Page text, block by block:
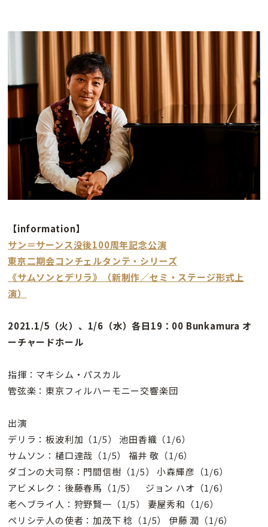
【information】
サン＝サーンス没後100周年記念公演
東京二期会コンチェルタンテ・シリーズ
《サムソンとデリラ》（新制作／セミ・ステージ形式上
演）
2021.1/5（火）、1/6（水）各日19：00 Bunkamura オ
ーチャードホール
指揮：マキシム・パスカル
管弦楽：東京フィルハーモニー交響楽団
出演
デリラ：板波利加（1/5） 池田香織（1/6）
サムソン：樋口達哉（1/5） 福井 敬（1/6）
ダゴンの大司祭：門間信樹（1/5） 小森輝彦（1/6）
アビメレク：後藤春馬（1/5） ジョン ハオ（1/6）
老ヘブライ人：狩野賢一（1/5） 妻屋秀和（1/6）
ペリシテ人の使者：加茂下 稔（1/5） 伊藤 潤（1/6）